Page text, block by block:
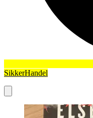
SikkerHandel